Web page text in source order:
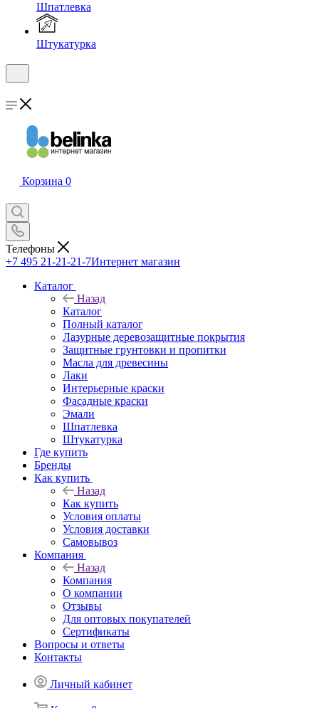
Шпатлевка
Штукатурка
Корзина 0
Телефоны
+7 495 21-21-21-7Интернет магазин
Каталог
Назад
Каталог
Полный каталог
Лазурные деревозащитные покрытия
Защитные грунтовки и пропитки
Масла для древесины
Лаки
Интерьерные краски
Фасадные краски
Эмали
Шпатлевка
Штукатурка
Где купить
Бренды
Как купить
Назад
Как купить
Условия оплаты
Условия доставки
Самовывоз
Компания
Назад
Компания
О компании
Отзывы
Для оптовых покупателей
Сертификаты
Вопросы и ответы
Контакты
Личный кабинет